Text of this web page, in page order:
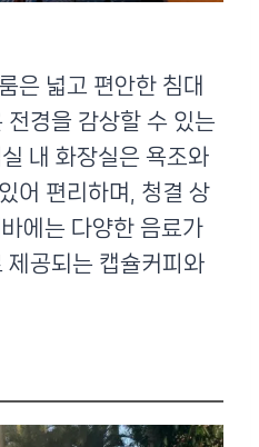
은 넓고 편안한 침대
경을 감상할 수 있는
내 화장실은 욕조와
어 편리하며, 청결 상
에는 다양한 음료가
제공되는 캡슐커피와